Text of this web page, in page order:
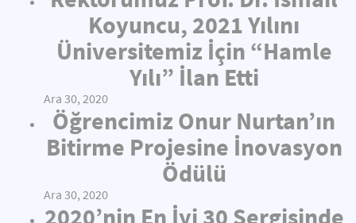
Koyuncu, 2021 Yılını
Üniversitemiz İçin “Hamle
Yılı” İlan Etti
Ara 30, 2020
Öğrencimiz Onur Nurtan’ın
Bitirme Projesine İnovasyon
Ödülü
Ara 30, 2020
2020’nin En İyi 30 Sergisinde